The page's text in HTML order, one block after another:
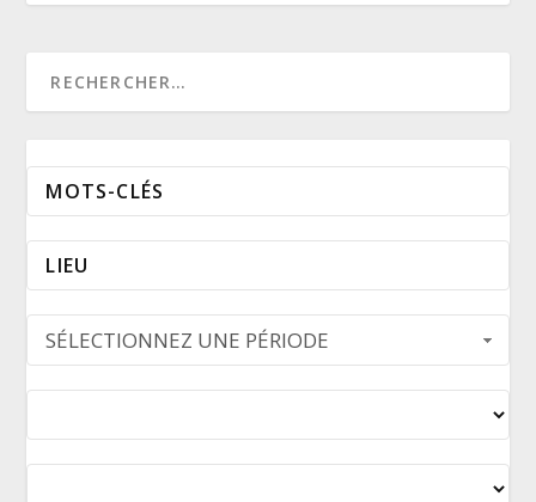
SÉLECTIONNEZ UNE PÉRIODE